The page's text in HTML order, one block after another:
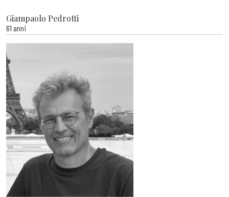
Giampaolo Pedrotti
61 anni